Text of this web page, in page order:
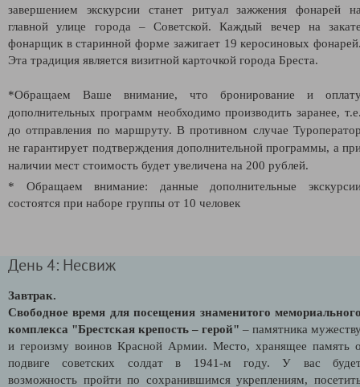
завершением экскурсии станет ритуал зажжения фонарей
главной улице города – Советской. Каждый вечер на
фонарщик в старинной форме зажигает 19 керосиновых
Эта традиция является визитной карточкой города Бреста.
*Обращаем Ваше внимание, что бронирование и
дополнительных программ необходимо производить заранее,
до отправления по маршруту. В противном случае
не гарантирует подтверждения дополнительной программы, а
наличии мест стоимость будет увеличена на 200 рублей.
* Обращаем внимание: данные дополнительные
состоятся при наборе группы от 10 человек
День 4: Несвиж
Завтрак.
Свободное время для посещения знаменитого
комплекса "Брестская крепость – герой" – памятника
и героизму воинов Красной Армии. Место, хранящее память
подвиге советских солдат в 1941-м году. У вас
возможность пройти по сохранившимся укреплениям,